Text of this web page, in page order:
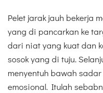
Pelet jarak jauh bekerja
yang di pancarkan ke
dari niat yang kuat dan
sosok yang di tuju.
menyentuh bawah
emosional. Itulah